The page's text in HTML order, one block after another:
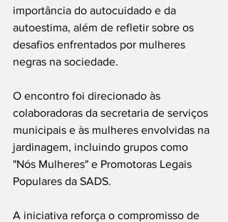
importância do autocuidado e da
autoestima, além de refletir sobre os
desafios enfrentados por mulheres
negras na sociedade.
O encontro foi direcionado às
colaboradoras da secretaria de serviços
municipais e às mulheres envolvidas na
jardinagem, incluindo grupos como
"Nós Mulheres" e Promotoras Legais
Populares da SADS.
A iniciativa reforça o compromisso de